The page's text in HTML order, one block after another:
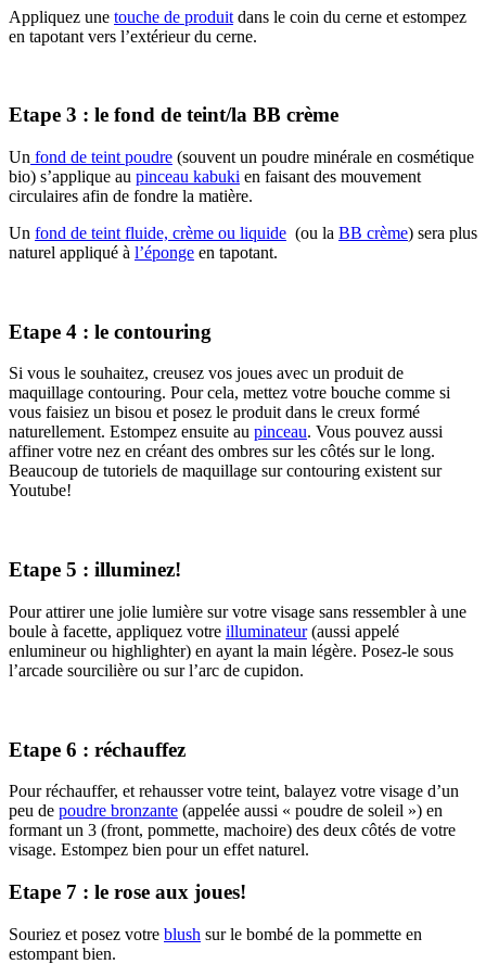
Appliquez une touche de produit dans le coin du cerne et estompez
en tapotant vers l’extérieur du cerne.
Etape 3 : le fond de teint/la BB crème
Un fond de teint poudre (souvent un poudre minérale en cosmétique
bio) s’applique au pinceau kabuki en faisant des mouvement
circulaires afin de fondre la matière.
Un fond de teint fluide, crème ou liquide (ou la BB crème) sera plus
naturel appliqué à l’éponge en tapotant.
Etape 4 : le contouring
Si vous le souhaitez, creusez vos joues avec un produit de
maquillage contouring. Pour cela, mettez votre bouche comme si
vous faisiez un bisou et posez le produit dans le creux formé
naturellement. Estompez ensuite au pinceau. Vous pouvez aussi
affiner votre nez en créant des ombres sur les côtés sur le long.
Beaucoup de tutoriels de maquillage sur contouring existent sur
Youtube!
Etape 5 : illuminez!
Pour attirer une jolie lumière sur votre visage sans ressembler à une
boule à facette, appliquez votre illuminateur(aussi appelé
enlumineur ou highlighter) en ayant la main légère. Posez-le sous
l’arcade sourcilière ou sur l’arc de cupidon.
Etape 6 : réchauffez
Pour réchauffer, et rehausser votre teint, balayez votre visage d’un
peu de poudre bronzante (appelée aussi « poudre de soleil ») en
formant un 3 (front, pommette, machoire) des deux côtés de votre
visage. Estompez bien pour un effet naturel.
Etape 7 : le rose aux joues!
Souriez et posez votre blush sur le bombé de la pommette en
estompant bien.